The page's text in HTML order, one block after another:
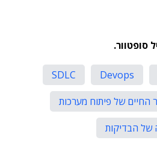
סופטוור.
Devops
SDLC
החיים של פיתוח מערכות
של הבדיקות